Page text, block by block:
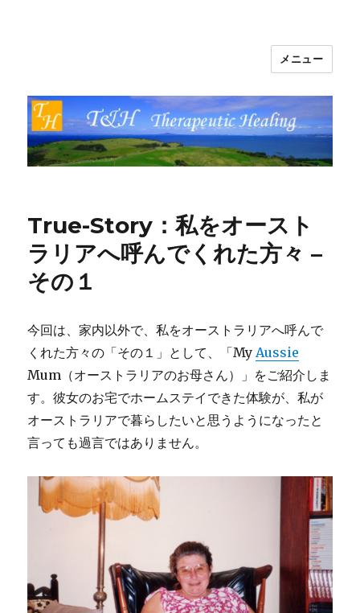
T&H Therapeutic Healing
メニュー
True-Story：私をオースト
ラリアへ呼んでくれた方々 –
その１
今回は、家内以外で、私をオーストラリアへ呼んで
くれた方々の「その１」として、「MyAussie
Mum（オーストラリアのお母さん）」をご紹介しま
す。彼女のお宅でホームステイできた体験が、私が
オーストラリアで暮らしたいと思うようになったと
言っても過言ではありません。